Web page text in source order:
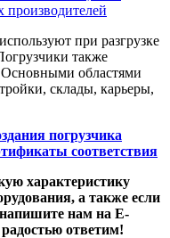
производителей
при разгрузке
также
Основными областями
склады, карьеры,
погрузчика
соответствия
характеристику
а также если
нам на E-
ответим!